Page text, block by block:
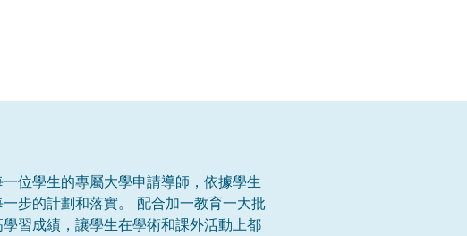
位學生的專屬大學申請導師，依據學生
步的計劃和落實。 配合加一教育一大批
習成績，讓學生在學術和課外活動上都